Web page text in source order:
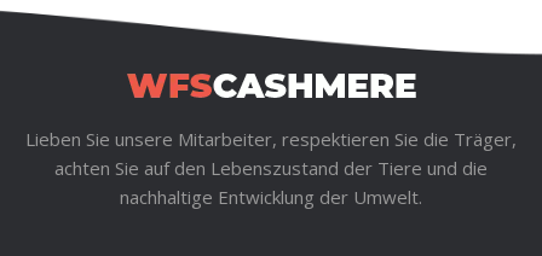
Lieben Sie unsere Mitarbeiter, respektieren Sie die Träger,
achten Sie auf den Lebenszustand der Tiere und die
nachhaltige Entwicklung der Umwelt.